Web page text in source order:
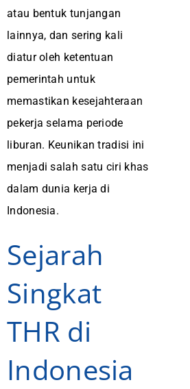
atau bentuk tunjangan
lainnya, dan sering kali
diatur oleh ketentuan
pemerintah untuk
memastikan kesejahteraan
pekerja selama periode
liburan. Keunikan tradisi ini
menjadi salah satu ciri khas
dalam dunia kerja di
Indonesia.
Sejarah
Singkat
THR di
Indonesia